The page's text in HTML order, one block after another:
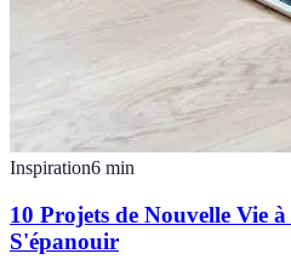
Inspiration6 min
10 Projets de Nouvelle Vie
S'épanouir